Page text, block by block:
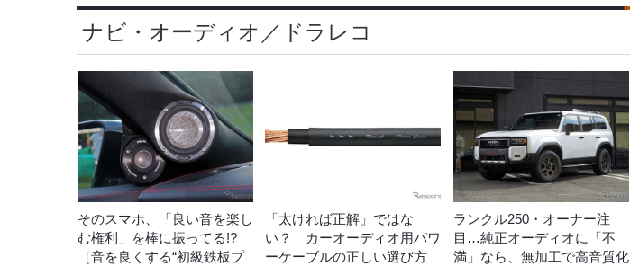
ナビ・オーディオ／ドラレコ
そのスマホ、「良い音を楽し
む権利」を棒に振ってる!?
［音を良くする“初級鉄板プ
「太ければ正解」ではな
い？ カーオーディオ用パワ
ーケーブルの正しい選び方
ランクル250・オーナー注
目…純正オーディオに「不
満」なら、無加工で高音質化